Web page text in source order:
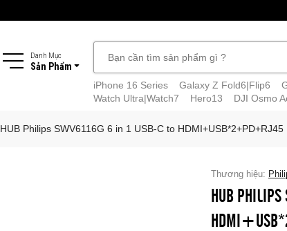
Danh Mục
Sản Phẩm
iPhone 16 Series
Galaxy Z Fold6|Flip6
Watch Ultra|Watch7
Hero13 DJI Osmo
HUB Philips SWV6116G 6 in 1 USB-C to HDMI+USB*2+PD+RJ45
Thương hiệu:
HUB PHILIPS